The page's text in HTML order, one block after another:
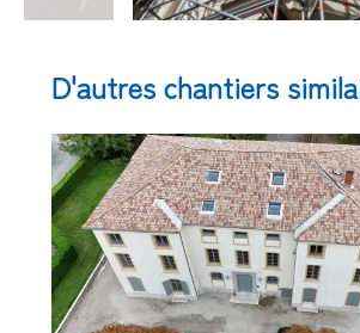
D'autres chantiers